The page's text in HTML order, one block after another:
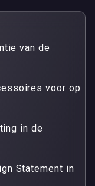
van de
voor op
in de
Statement in